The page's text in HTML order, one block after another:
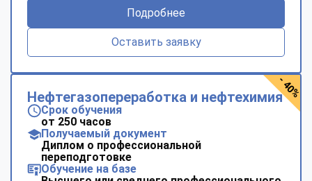
Подробнее
Оставить заявку
Нефтегазопереработка и нефтехимия
Срок обучения
от 250 часов
Получаемый документ
Диплом о профессиональной
переподготовке
Обучение на базе
- 40%